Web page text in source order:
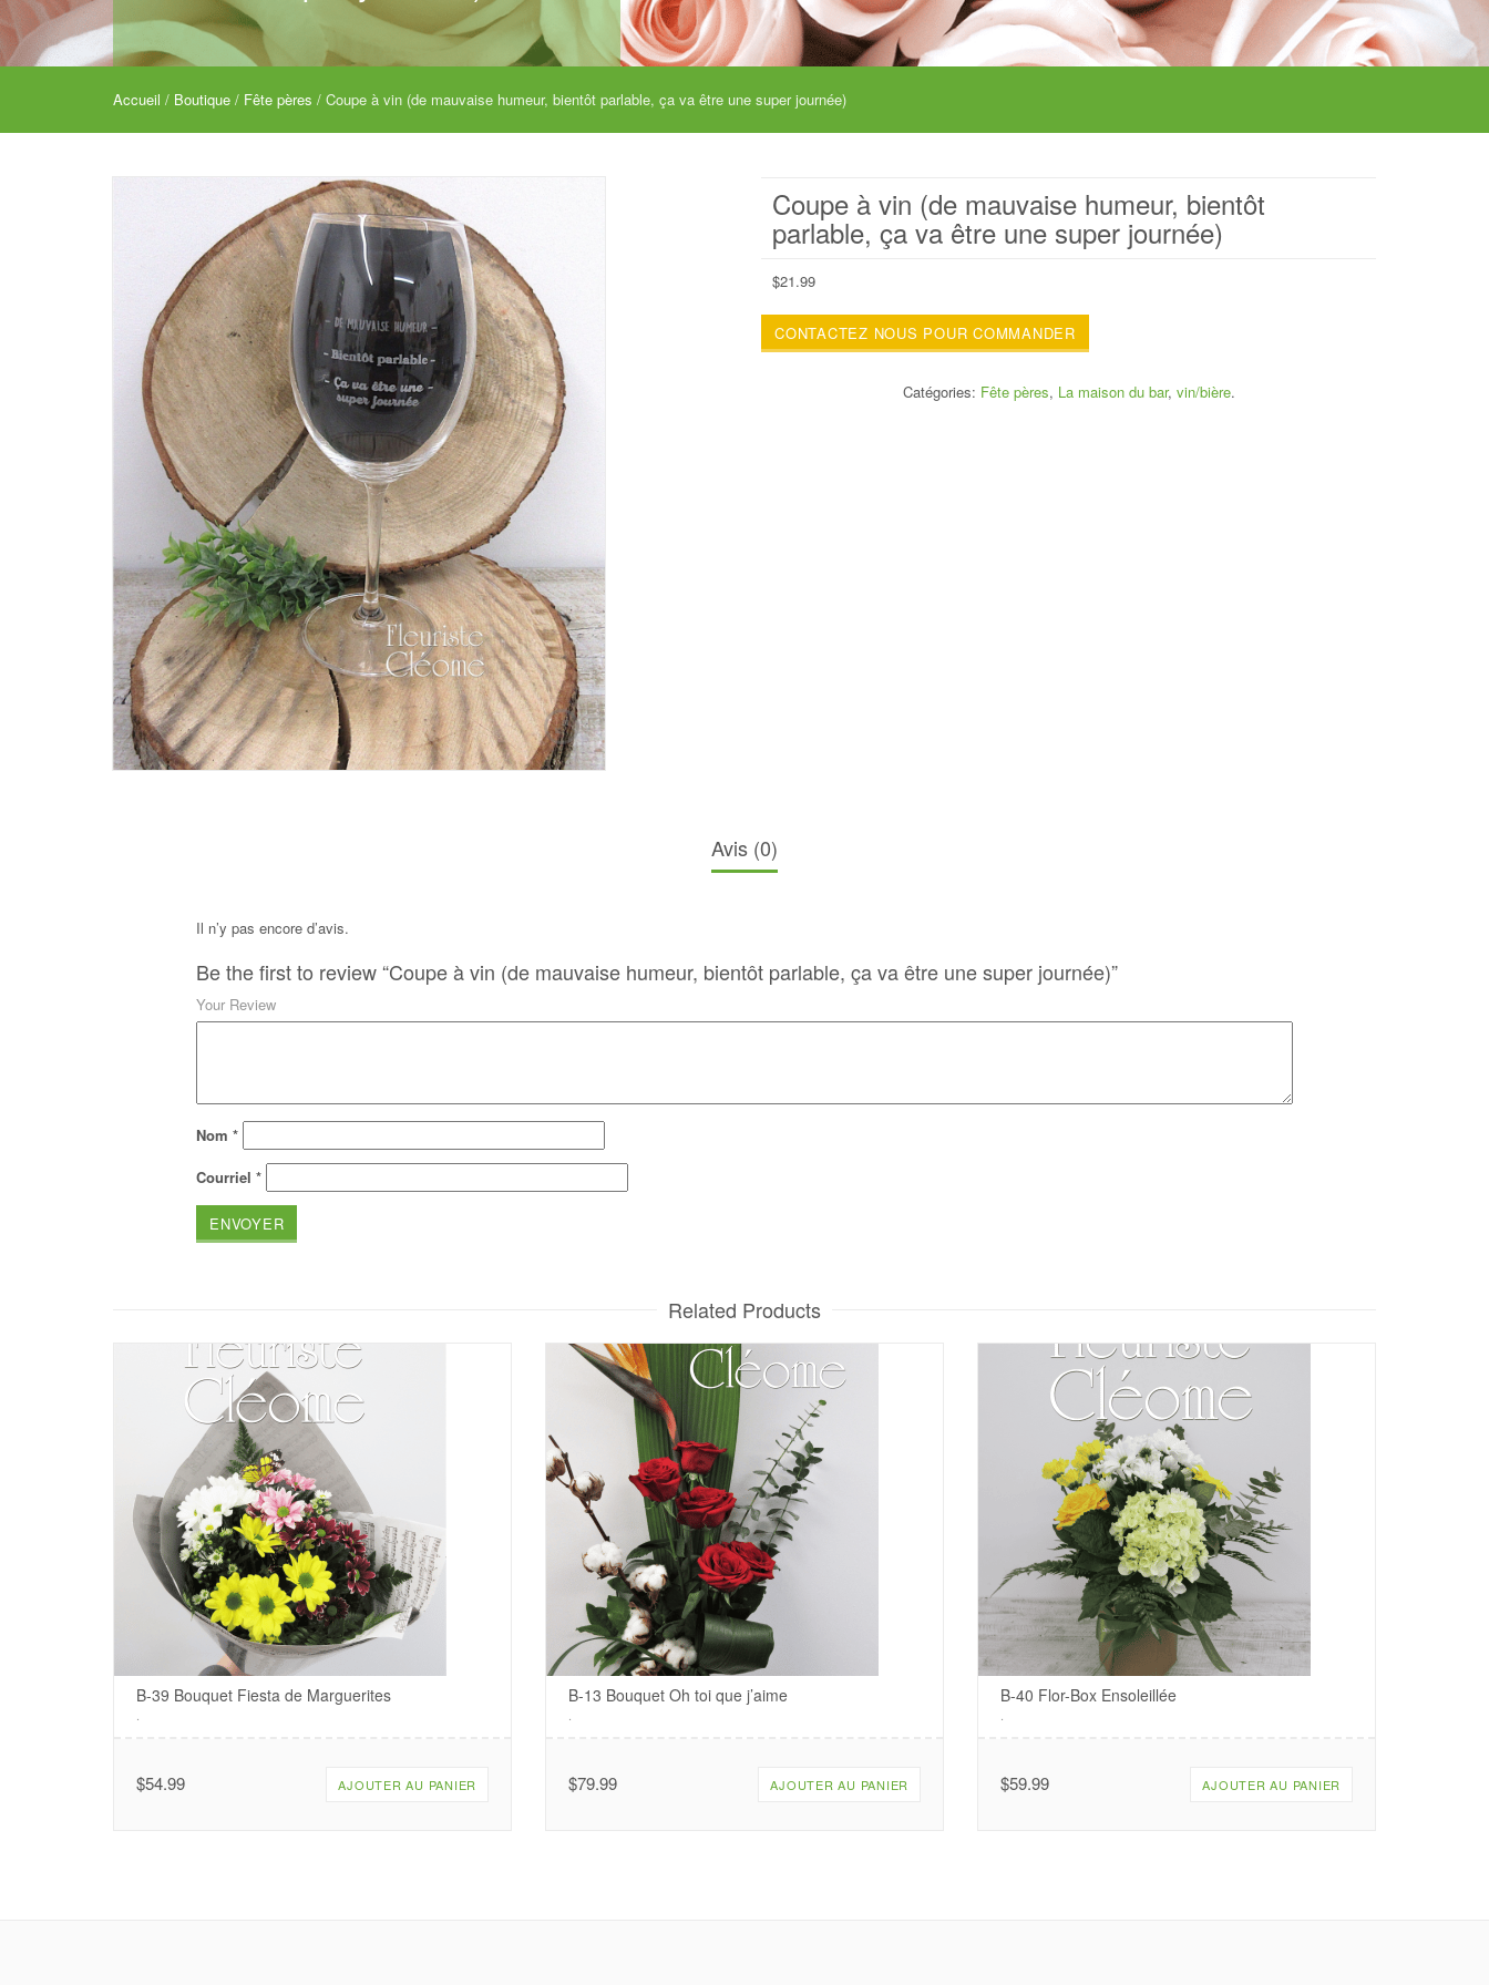
Accueil / Boutique / Fête pères / Coupe à vin (de mauvaise humeur, bientôt parlable, ça va être une super journée)
Coupe à vin (de mauvaise humeur, bientôt
parlable, ça va être une super journée)
$21.99
CONTACTEZ NOUS POUR COMMANDER
Catégories: Fête pères, La maison du bar, vin/bière.
Avis (0)
Il n’y pas encore d’avis.
Be the first to review “Coupe à vin (de mauvaise humeur, bientôt parlable, ça va être une super journée)”
Your Review
Nom *
Courriel *
Related Products
B-39 Bouquet Fiesta de Marguerites
$54.99 AJOUTER AU PANIER
B-13 Bouquet Oh toi que j’aime
$79.99 AJOUTER AU PANIER
B-40 Flor-Box Ensoleillée
$59.99 AJOUTER AU PANIER